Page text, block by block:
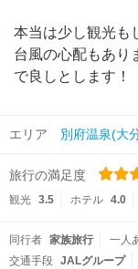
本当は少し観光も
台風の心配もあり
で良しとします！
エリア 別府温泉(大
旅行の満足度
観光 3.5 ホテル 4.0
同行者 家族旅行 一人
交通手段 JALグループ